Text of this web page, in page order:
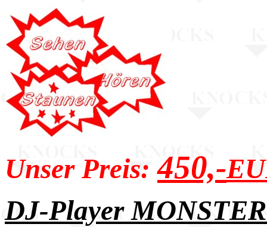
Unser Preis:450,-
DJ-Player